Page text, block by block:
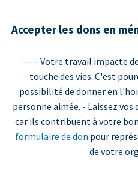
Accepter les dons en
--- - Votre travail impacte
touche des vies. C'est
possibilité de donner en
personne aimée. - Laissez
car ils contribuent à votre
formulaire de don pour
de votre